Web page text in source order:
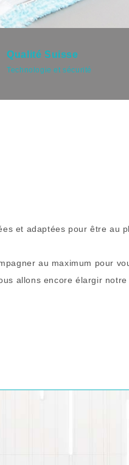
Qualité Suisse
Technologie et sécurité
et adaptées pour être au
au maximum pour
allons encore élargir